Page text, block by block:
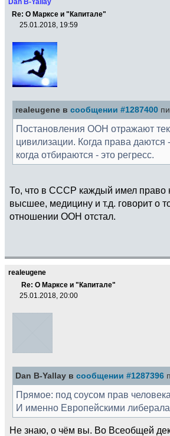
Dan B-Yallay
Re: О Марксе и "Капитале"
25.01.2018, 19:59
realeugene в сообщении #1287400
Постановления ООН отражают
цивилизации. Когда права даются
когда отбираются - это регресс.
То, что в СССР каждый имел право
высшее, медицину и т.д. говорит о
отношении ООН отстал.
realeugene
Re: О Марксе и "Капитале"
25.01.2018, 20:00
Dan B-Yallay в сообщении #1287396
Прямое: под соусом прав
И именно Европейскими
Не знаю, о чём вы. Во Всеобщей